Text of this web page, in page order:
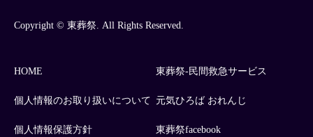
Copyright © 東葬祭. All Rights Reserved.
HOME
個人情報のお取り扱いについて
個人情報保護方針
東葬祭-民間救急サービス
元気ひろば おれんじ
東葬祭facebook